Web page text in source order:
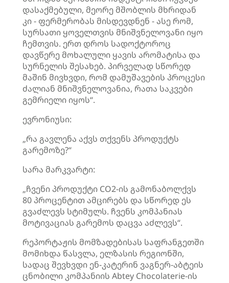
დასაქმებული, მეორე მშობლის მხრიდან
კი - ფერმერობას მისდევდნენ - ასე რომ,
სურსათი ყოველთვის მნიშვნელოვანი იყო
ჩემთვის. ერთ დროს სადოქტოროც
დავწერე მოხალული ყავის არომატისა და
სურნელის შესახებ. პირველად სწორედ
მაშინ მივხვდი, რომ დამუშავების პროცესი
ძალიან მნიშვნელოვანია, რათა საკვები
გემრიელი იყოს“.
ევრონიუსი:
„რა გავლენა აქვს თქვენს პროდუქტს
გარემოზე?“
სარა მარკვარტი:
„ჩვენი პროდუქტი CO2-ის გამონაბოლქვს
80 პროცენტით ამცირებს და სწორედ ეს
გვაძლევს სტიმულს. ჩვენს კომპანიას
მოტივაციას გარემოს დაცვა აძლევს“.
რეპორტაჟის მომზადებისას საფრანგეთში
მომიხდა წასვლა, ელზასის რეგიონში,
სადაც შევხვდი ენ-კატერინ ვაგნერ-აბტეის
ცნობილი კომპანიის Abtey Chocolaterie-ის